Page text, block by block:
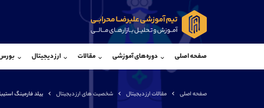
صفحه اصلی دوره‌های آموزشی مقالات ارز دیجیتال
صفحه اصلی مقالات ارز دیجیتال شخصیت های ارز دیجیتال ییلد فارمینگ @Armteam_admin_33